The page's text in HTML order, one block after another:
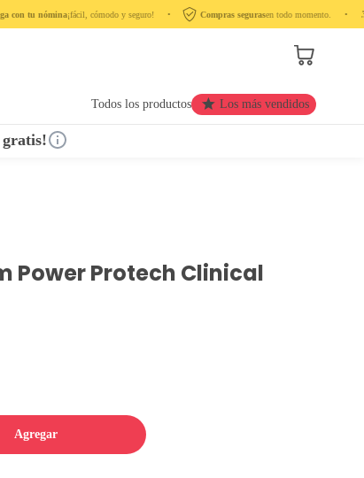
con tu nómina¡fácil, cómodo y seguro! ‎ ‎ ‎ ‎ •‎ ‎ ‎ ‎ Compras segurasen todo momento. ‎ ‎ ‎ ‎ •‎ ‎ ‎ ‎ ‎
Todos los productos Los más vendidos
gratis!
Power Protech Clinical
Agregar